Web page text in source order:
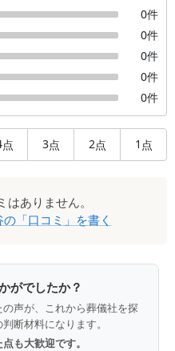
0件
0件
0件
0件
0件
点 3点 2点 1 点
はありません。
の「口コミ」を書く
がでしたか？
声が、これから葬儀社を探
断材料になります。
も大歓迎です。